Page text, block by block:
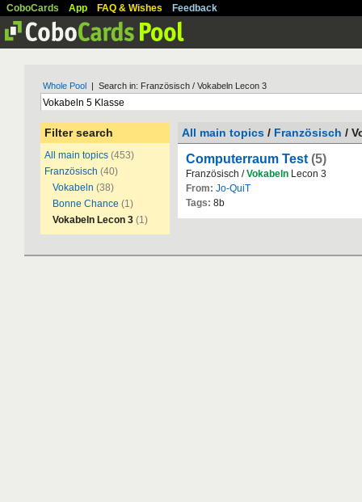
CoboCards App FAQ & Wishes Feedback
Whole Pool | Search in: Französisch / Vokabeln Lecon 3
Filter search
All main topics (453)
Französisch (40)
Vokabeln (38)
Bonne Chance (1)
Vokabeln Lecon 3 (1)
All main topics / Französisch /
Computerraum Test (5)
Französisch /Vokabeln Lecon 3
From: Jo-QuiT
Tags: 8b